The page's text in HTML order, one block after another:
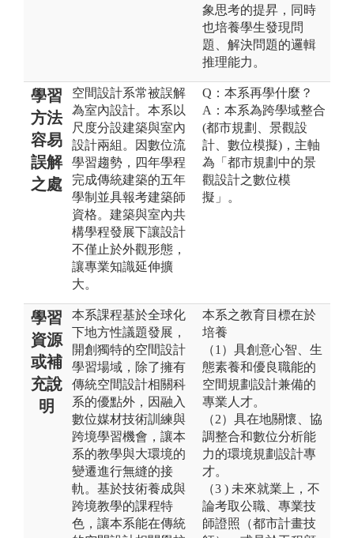
象思考的提昇，同時
也培養學生發現問
題、解決問題的邏輯
推理能力。
學習
方法
容易
誤解
之處
空間設計系常被誤解
為室內設計。本系以
尺度分設建築與室內
設計兩組。因數位流
學習趨勢，四年學程
完成傳統建築的五年
學制並具報考建築師
資格。建築與室內共
構學程發展下讓設計
不僅止於外觀形態，
讓專業知識延伸擴
大。
Q：本系再學什麼？
A：本系為跨學域整合
(都市規劃、景觀設
計、數位模擬)，主軸
為「都市規劃中的景
觀設計之數位模
擬」。
學習
資源
或補
充說
明
本系課程基於全球化
下地方性議題發展，
開創獨特的空間設計
學習場域，除了擁有
傳統空間設計相關科
系的優點外，因融入
數位媒材技術訓練與
跨境學習機會，讓本
系的教學與大環境的
變遷進行無縫的接
軌。基於技術養成與
跨境教學的課程特
色，讓本系能在傳統
本系之教育目標在於
培養
（1）具創意心智、生
態素養和優良職能的
空間規劃設計兼備的
專業人才。
（2）具在地關懷、協
調整合和數位分析能
力的環境規劃設計專
才。
（3 ) 未來就業上，不
論考取公職、專業技
師證照（都市計畫技